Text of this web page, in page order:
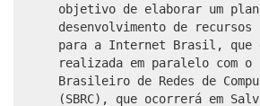
objetivo de elaborar um
desenvolvimento de recursos
para a Internet Brasil, que
realizada em paralelo com o
Brasileiro de Redes de
(SBRC), que ocorrerá em